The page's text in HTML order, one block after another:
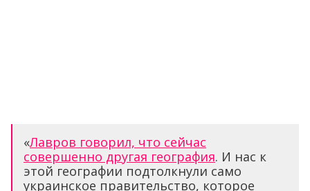
«Лавров говорил, что сейчас
совершенно другая география. И нас к
этой географии подтолкнули само
украинское правительство, которое